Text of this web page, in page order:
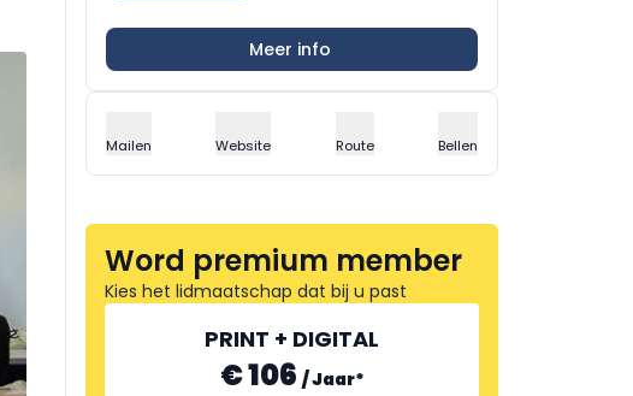
Meer info
Mailen Website Route Bellen
Word premium member
Kies het lidmaatschap dat bij u past
PRINT + DIGITAL
€ 106 /Jaar*